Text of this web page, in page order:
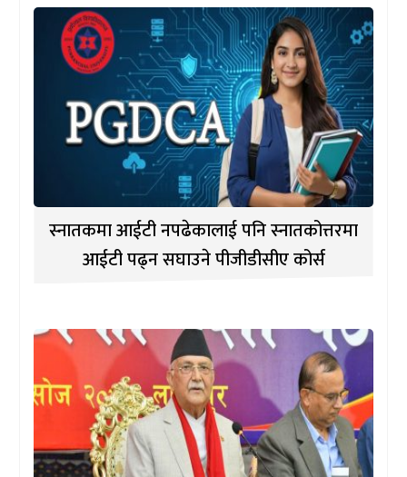
स्नातकमा आईटी नपढेकालाई पनि स्नातकोत्तरमा
आईटी पढ्न सघाउने पीजीडीसीए कोर्स